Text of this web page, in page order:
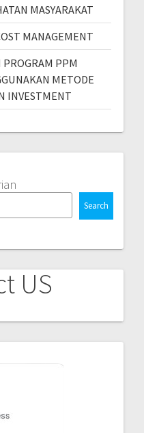
MASYARAKAT
MANAGEMENT
PPM
METODE
INVESTMENT
Search
US